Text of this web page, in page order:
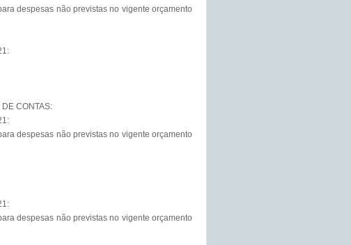
despesas não previstas no vigente orçamento
CONTAS:
despesas não previstas no vigente orçamento
despesas não previstas no vigente orçamento